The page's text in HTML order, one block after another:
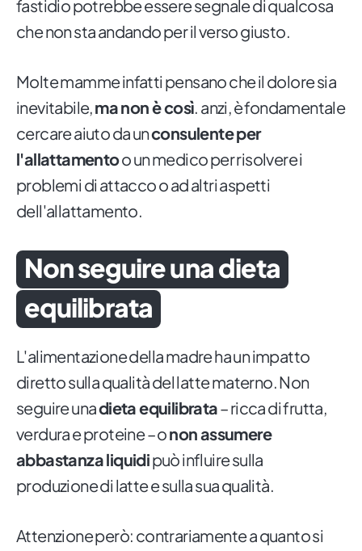
fastidio potrebbe essere segnale di qualcosa
che non sta andando per il verso giusto.
Molte mamme infatti pensano che il dolore sia
inevitabile,ma non è così. anzi, è fondamentale
cercare aiuto da unconsulente per
l'allattamentoo un medico per risolvere i
problemi di attacco o ad altri aspetti
dell'allattamento.
Non seguire una dieta
equilibrata
L'alimentazione della madre ha un impatto
diretto sulla qualità del latte materno. Non
seguire unadieta equilibrata– ricca di frutta,
verdura e proteine – onon assumere
abbastanza liquidipuò influire sulla
produzione di latte e sulla sua qualità.
Attenzione però: contrariamente a quanto si